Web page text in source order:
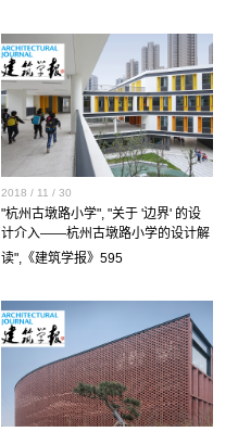
2018 / 11 / 30
"杭州古墩路小学", "关于 '边界' 的设
计介入——杭州古墩路小学的设计解
读",《建筑学报》595